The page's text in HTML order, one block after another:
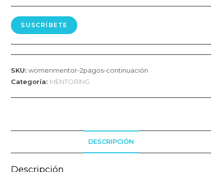
SUSCRÍBETE
SKU:womenmentor-2pagos-continuación
Categoría: MENTORING
DESCRIPCIÓN
Descripción